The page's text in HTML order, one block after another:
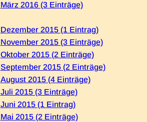
März 2016 (3 Einträge)
Dezember 2015 (1 Eintrag)
November 2015 (3 Einträge)
Oktober 2015 (2 Einträge)
September 2015 (2 Einträge)
August 2015 (4 Einträge)
Juli 2015 (3 Einträge)
Juni 2015 (1 Eintrag)
Mai 2015 (2 Einträge)